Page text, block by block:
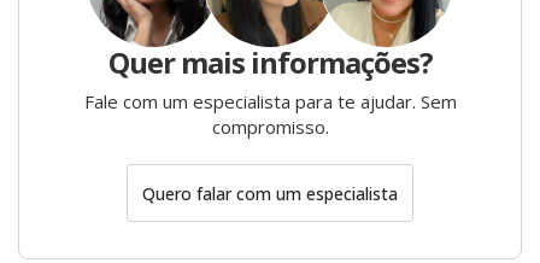
Quer mais informações?
Fale com um especialista para te ajudar. Sem
compromisso.
Quero falar com um especialista